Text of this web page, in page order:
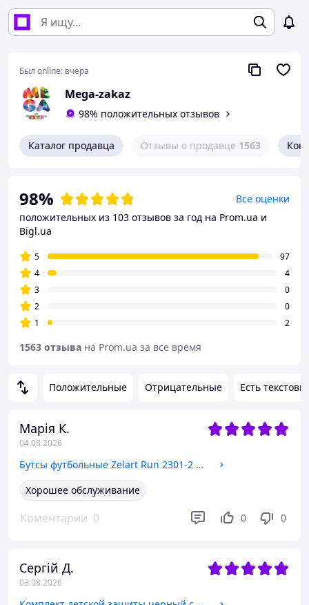
Был online: вчера
Mega-zakaz
98% положительных отзывов
Каталог продавца Отзывы о продавце 1563
Положительные Отрицательные Есть
Марія К.
04.08.2026
Бутсы футбольные Zelart Run 2301-2 размер 41 Black-White
Хорошее обслуживание
Коментарии 0 0 0
Сергій Д.
03.08.2026
98%
Все оценки
положительных из 103 отзывов за год на Prom.ua и
Bigl.ua
5
97
4
4
3
0
2
0
1
2
1563 отзыва на Prom.ua за все время